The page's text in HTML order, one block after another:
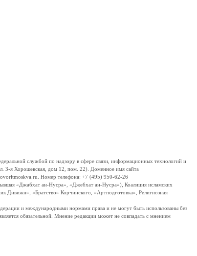
службой по надзору в сфере связи, информационных технологий и
3-я Хорошевская, дом 12, пом. 22). Доменное имя сайта
Номер телефона: +7 (495) 950-62-26
«Джабхат ан-Нусра», «Джебхат ан-Нусра»), Коалиция исламских
«Братство» Корчинского, «Артподготовка», Религиозная
и международными нормами права и не могут быть использованы без
обязательной. Мнение редакции может не совпадать с мнением